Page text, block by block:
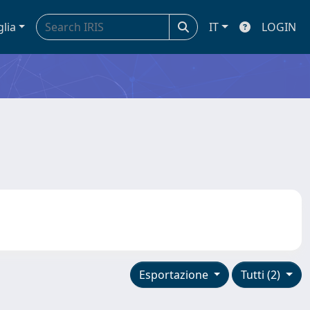
IT LOGIN
Tutti (2)
Esportazione